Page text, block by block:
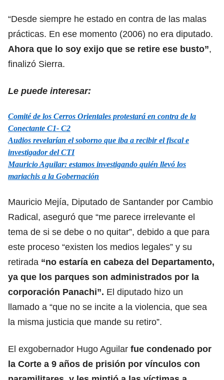
“Desde siempre he estado en contra de las malas
prácticas. En ese momento (2006) no era diputado.
Ahora que lo soy exijo que se retire ese busto”,
finalizó Sierra.
Le puede interesar:
Comité de los Cerros Orientales protestará en contra de la
Conectante C1- C2
Audios revelarían el soborno que iba a recibir el fiscal e
investigador del CTI
Mauricio Aguilar: estamos investigando quién llevó los
mariachis a la Gobernación
Mauricio Mejía, Diputado de Santander por Cambio
Radical, aseguró que “me parece irrelevante el
tema de si se debe o no quitar”, debido a que para
este proceso “existen los medios legales” y su
retirada “no estaría en cabeza del Departamento,
ya que los parques son administrados por la
corporación Panachi”. El diputado hizo un
llamado a “que no se incite a la violencia, que sea
la misma justicia que mande su retiro”.
El exgobernador Hugo Aguilar fue condenado por
la Corte a 9 años de prisión por vínculos con